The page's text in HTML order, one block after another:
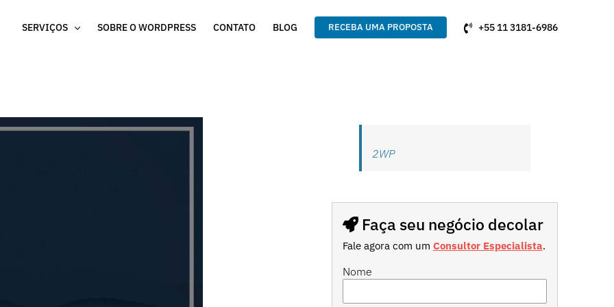
SERVIÇOS SOBRE O WORDPRESS CONTATO BLOG RECEBA UMA PROPOSTA +55 11 3181-6986
2WP
Faça seu negócio decolar
Fale agora com um Consultor Especialista.
Nome